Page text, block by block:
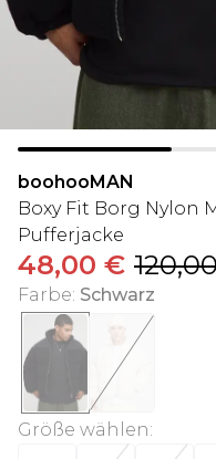
boohooMAN
Boxy Fit Borg Nylon
Pufferjacke
48,00 €
Farbe: Schwarz
Größe wählen: